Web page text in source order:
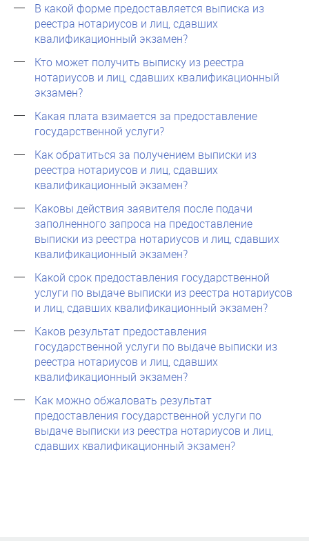
В какой форме предоставляется выписка из
реестра нотариусов и лиц, сдавших
квалификационный экзамен?
Кто может получить выписку из реестра
нотариусов и лиц, сдавших квалификационный
экзамен?
Какая плата взимается за предоставление
государственной услуги?
Как обратиться за получением выписки из
реестра нотариусов и лиц, сдавших
квалификационный экзамен?
Каковы действия заявителя после подачи
заполненного запроса на предоставление
выписки из реестра нотариусов и лиц, сдавших
квалификационный экзамен?
Какой срок предоставления государственной
услуги по выдаче выписки из реестра нотариусов
и лиц, сдавших квалификационный экзамен?
Каков результат предоставления
государственной услуги по выдаче выписки из
реестра нотариусов и лиц, сдавших
квалификационный экзамен?
Как можно обжаловать результат
предоставления государственной услуги по
выдаче выписки из реестра нотариусов и лиц,
сдавших квалификационный экзамен?